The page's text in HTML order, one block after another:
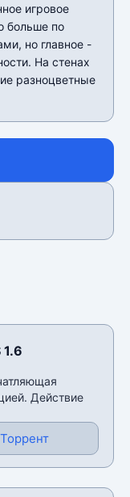
игровое
больше по
но главное -
На стенах
разноцветные
Действие
Торрент